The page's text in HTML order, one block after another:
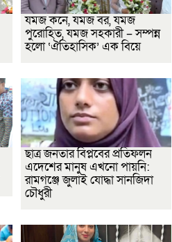
যমজ কনে, যমজ বর, যমজ
পুরোহিত, যমজ সহকারী – সম্পন্ন
হলো ‘ঐতিহাসিক’ এক বিয়ে
ছাত্র জনতার বিপ্লবের প্রতিফলন
এদেশের মানুষ এখনো পায়নি:
রামগঞ্জে জুলাই যোদ্ধা সানজিদা
চৌধুরী